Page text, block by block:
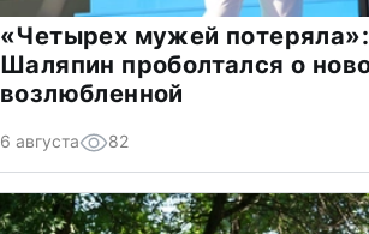
«Четырех мужей
Шаляпин проболтался о
возлюбленной
6 августа 82